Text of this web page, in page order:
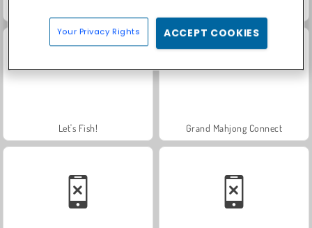
Let's Fish! Grand Mahjong Connect
Your Privacy Rights ACCEPT COOKIES